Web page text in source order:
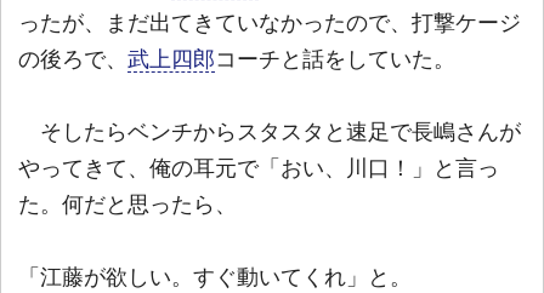
ったが、まだ出てきていなかったので、打撃ケージ
の後ろで、 武上四郎コーチと話をしていた。
そしたらベンチからスタスタと速足で長嶋さんが
やってきて、俺の耳元で「おい、川口！」と言っ
た。何だと思ったら、
「江藤が欲しい。すぐ動いてくれ」と。